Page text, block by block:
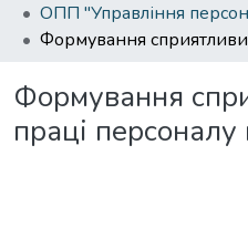
Формування
праці персоналу